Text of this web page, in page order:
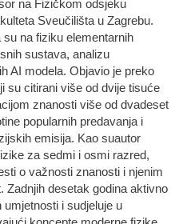
na Fizičkom odsjeku
Sveučilišta u Zagrebu.
na fiziku elementarnih
sustava, analizu
AI modela. Objavio je preko
su citirani više od dvije tisuće
znanosti više od dvadeset
popularnih predavanja i
emisija. Kao suautor
za sedmi i osmi razred,
o važnosti znanosti i njenim
Zadnjih desetak godina aktivno
i sudjeluje u